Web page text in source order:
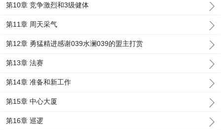
第10章 竞争激烈和3级健体
第11章 周天采气
第12章 勇猛精进感谢039水澜039的盟主打赏
第13章 法赛
第14章 准备和新工作
第15章 中心大厦
第16章 巡逻